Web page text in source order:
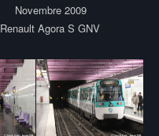
Novembre 2009
Renault Agora S GNV